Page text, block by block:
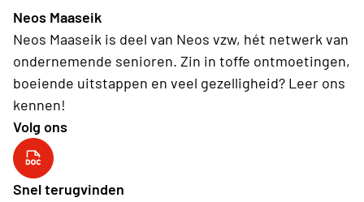
Neos Maaseik
Neos Maaseik is deel van Neos vzw, hét netwerk van
ondernemende senioren. Zin in toffe ontmoetingen,
boeiende uitstappen en veel gezelligheid? Leer ons
kennen!
Volg ons
Neos Maaseik
Snel terugvinden